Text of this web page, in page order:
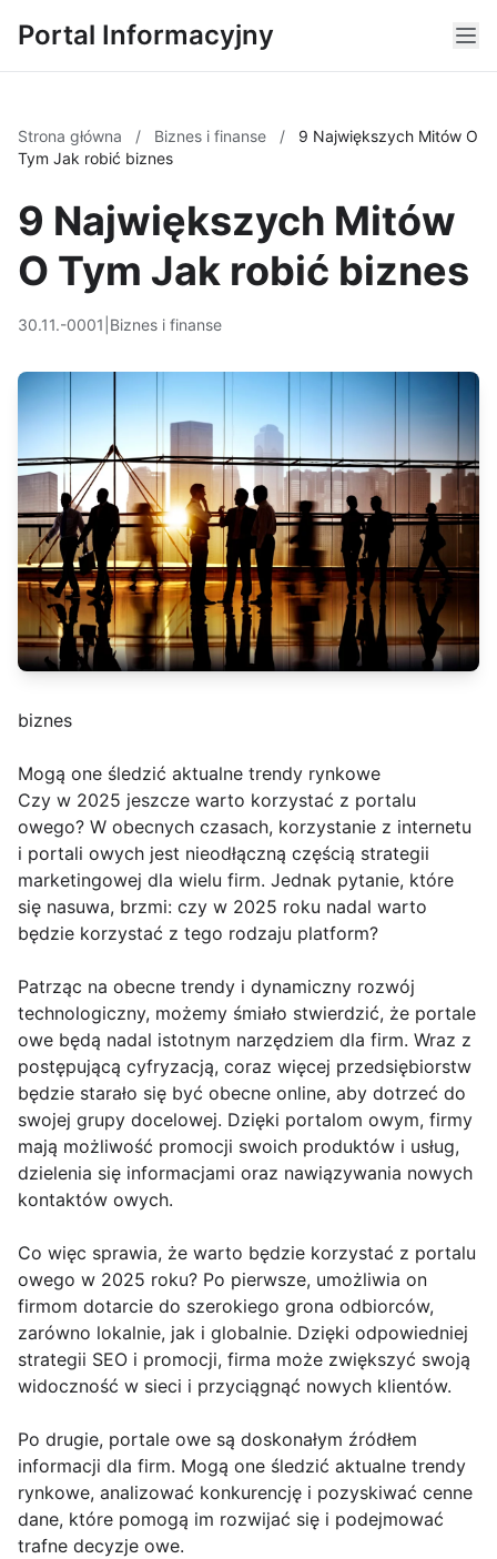
Portal Informacyjny
Strona główna / Biznes i finanse /
9 Największych Mitów O
Tym Jak robić biznes
9 Największych Mitów
O Tym Jak robić biznes
30.11.-0001 Biznes i finanse
biznes
Mogą one śledzić aktualne trendy rynkowe
Czy w 2025 jeszcze warto korzystać z portalu
owego? W obecnych czasach, korzystanie z internetu
i portali owych jest nieodłączną częścią strategii
marketingowej dla wielu firm. Jednak pytanie, które
się nasuwa, brzmi: czy w 2025 roku nadal warto
będzie korzystać z tego rodzaju platform?
Patrząc na obecne trendy i dynamiczny rozwój
technologiczny, możemy śmiało stwierdzić, że portale
owe będą nadal istotnym narzędziem dla firm. Wraz z
postępującą cyfryzacją, coraz więcej przedsiębiorstw
będzie starało się być obecne online, aby dotrzeć do
swojej grupy docelowej. Dzięki portalom owym, firmy
mają możliwość promocji swoich produktów i usług,
dzielenia się informacjami oraz nawiązywania nowych
kontaktów owych.
Co więc sprawia, że warto będzie korzystać z portalu
owego w 2025 roku? Po pierwsze, umożliwia on
firmom dotarcie do szerokiego grona odbiorców,
zarówno lokalnie, jak i globalnie. Dzięki odpowiedniej
strategii SEO i promocji, firma może zwiększyć swoją
widoczność w sieci i przyciągnąć nowych klientów.
Po drugie, portale owe są doskonałym źródłem
informacji dla firm. Mogą one śledzić aktualne trendy
rynkowe, analizować konkurencję i pozyskiwać cenne
dane, które pomogą im rozwijać się i podejmować
trafne decyzje owe.